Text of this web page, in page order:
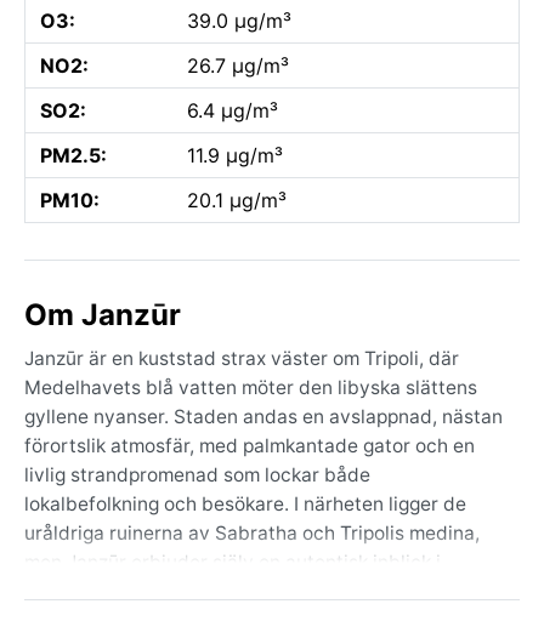
O3:
39.0 µg/m³
NO2:
26.7 µg/m³
SO2:
6.4 µg/m³
PM2.5:
11.9 µg/m³
PM10:
20.1 µg/m³
Om Janzūr
Janzūr är en kuststad strax väster om Tripoli, där
Medelhavets blå vatten möter den libyska slättens
gyllene nyanser. Staden andas en avslappnad, nästan
förortslik atmosfär, med palmkantade gator och en
livlig strandpromenad som lockar både
lokalbefolkning och besökare. I närheten ligger de
uråldriga ruinerna av Sabratha och Tripolis medina,
men Janzūr erbjuder själv en autentisk inblick i